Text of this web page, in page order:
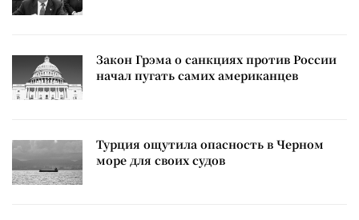
Закон Грэма о санкциях против России
начал пугать самих американцев
Турция ощутила опасность в Черном
море для своих судов